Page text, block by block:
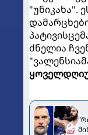
"უნიკახა".
ძნელია